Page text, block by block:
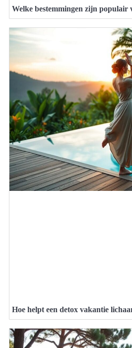
Welke bestemmingen zijn populair
Hoe helpt een detox vakantie